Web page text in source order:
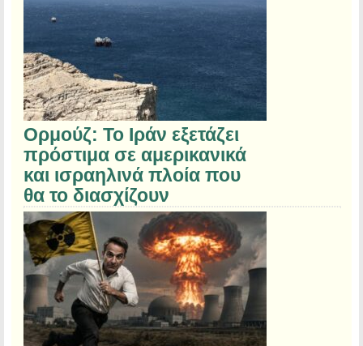
Ορμούζ: Το Ιράν εξετάζει
πρόστιμα σε αμερικανικά
και ισραηλινά πλοία που
θα το διασχίζουν